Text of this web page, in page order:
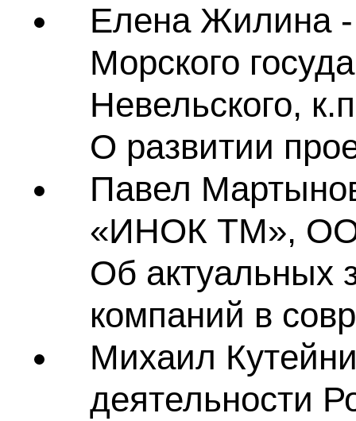
Елена Жилина -
Морского
Невельского,
О развитии
Павел
«ИНОК ТМ»,
Об актуальных
компаний в
Михаил
деятельности